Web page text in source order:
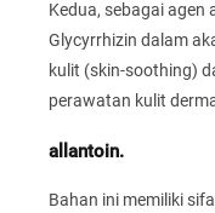
Kedua, sebagai agen
Glycyrrhizin dalam
kulit (skin-soothing)
perawatan kulit
allantoin.
Bahan ini memiliki